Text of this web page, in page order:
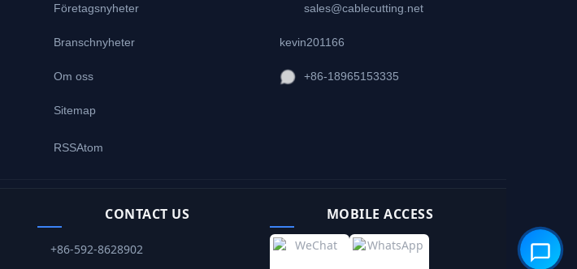
Företagsnyheter
Branschnyheter
Om oss
Sitemap
RSSAtom
sales@cablecutting.net
kevin201166
+86-18965153335
CONTACT US
+86-592-8628902
MOBILE ACCESS